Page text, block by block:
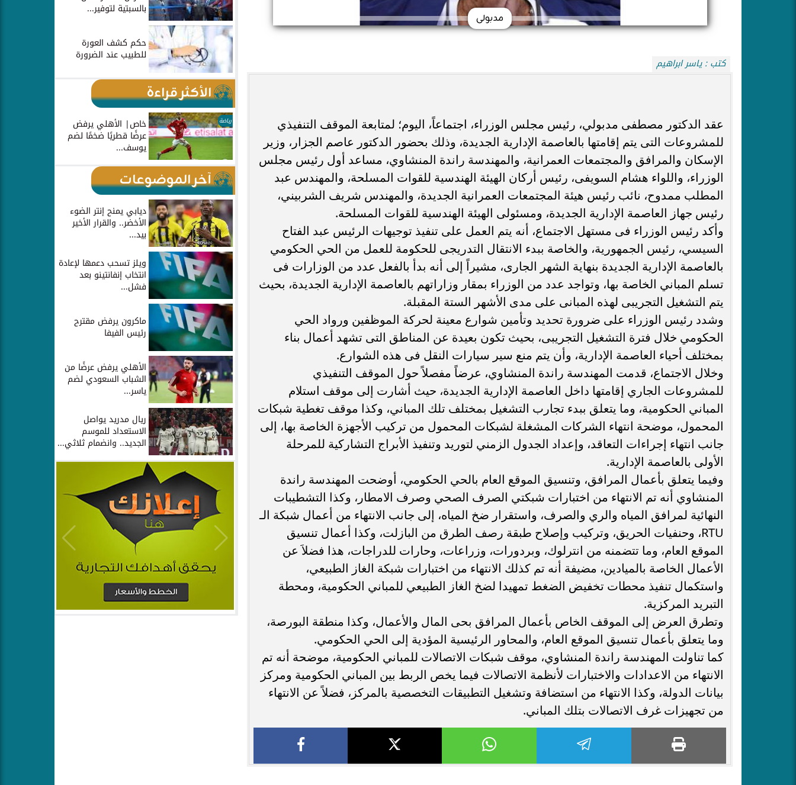
مدبولى
كتب : ياسر ابراهيم
عقد الدكتور مصطفى مدبولي، رئيس مجلس الوزراء، اجتماعاً، اليوم؛ لمتابعة الموقف التنفيذي
للمشروعات التى يتم إقامتها بالعاصمة الإدارية الجديدة، وذلك بحضور الدكتور عاصم الجزار، وزير
الإسكان والمرافق والمجتمعات العمرانية، والمهندسة راندة المنشاوي، مساعد أول رئيس مجلس
الوزراء، واللواء هشام السويفى، رئيس أركان الهيئة الهندسية للقوات المسلحة، والمهندس عبد
المطلب ممدوح، نائب رئيس هيئة المجتمعات العمرانية الجديدة، والمهندس شريف الشربيني،
رئيس جهاز العاصمة الإدارية الجديدة، ومسئولى الهيئة الهندسية للقوات المسلحة.
وأكد رئيس الوزراء فى مستهل الاجتماع، أنه يتم العمل على تنفيذ توجيهات الرئيس عبد الفتاح
السيسي، رئيس الجمهورية، والخاصة ببدء الانتقال التدريجى للحكومة للعمل من الحي الحكومي
بالعاصمة الإدارية الجديدة بنهاية الشهر الجارى، مشيراً إلى أنه بدأ بالفعل عدد من الوزارات فى
تسلم المباني الخاصة بها، وتواجد عدد من الوزراء بمقار وزاراتهم بالعاصمة الإدارية الجديدة، بحيث
يتم التشغيل التجريبى لهذه المبانى على مدى الأشهر الستة المقبلة.
وشدد رئيس الوزراء على ضرورة تحديد وتأمين شوارع معينة لحركة الموظفين ورواد الحي
الحكومي خلال فترة التشغيل التجريبى، بحيث تكون بعيدة عن المناطق التى تشهد أعمال بناء
بمختلف أحياء العاصمة الإدارية، وأن يتم منع سير سيارات النقل فى هذه الشوارع.
وخلال الاجتماع، قدمت المهندسة راندة المنشاوي، عرضاً مفصلاً حول الموقف التنفيذي
للمشروعات الجاري إقامتها داخل العاصمة الإدارية الجديدة، حيث أشارت إلى موقف استلام
المباني الحكومية، وما يتعلق ببدء تجارب التشغيل بمختلف تلك المباني، وكذا موقف تغطية شبكات
المحمول، موضحة انتهاء الشركات المشغلة لشبكات المحمول من تركيب الأجهزة الخاصة بها، إلى
جانب انتهاء إجراءات التعاقد، وإعداد الجدول الزمني لتوريد وتنفيذ الأبراج التشاركية للمرحلة
الأولى بالعاصمة الإدارية.
وفيما يتعلق بأعمال المرافق، وتنسيق الموقع العام بالحي الحكومي، أوضحت المهندسة راندة
المنشاوي أنه تم الانتهاء من اختبارات شبكتي الصرف الصحي وصرف الامطار، وكذا التشطيبات
النهائية لمرافق المياه والري والصرف، واستقرار ضخ المياه، إلى جانب الانتهاء من أعمال شبكة الـ
RTU، وحنفيات الحريق، وتركيب وإصلاح طبقة رصف الطرق من البازلت، وكذا أعمال تنسيق
الموقع العام، وما تتضمنه من انترلوك، وبردورات، وزراعات، وحارات للدراجات، هذا فضلاَ عن
الأعمال الخاصة بالميادين، مضيفة أنه تم كذلك الانتهاء من اختبارات شبكة الغاز الطبيعي،
واستكمال تنفيذ محطات تخفيض الضغط تمهيدا لضخ الغاز الطبيعي للمباني الحكومية، ومحطة
التبريد المركزية.
وتطرق العرض إلى الموقف الخاص بأعمال المرافق بحى المال والأعمال، وكذا منطقة البورصة،
وما يتعلق بأعمال تنسيق الموقع العام، والمحاور الرئيسية المؤدية إلى الحي الحكومي.
كما تناولت المهندسة راندة المنشاوي، موقف شبكات الاتصالات للمباني الحكومية، موضحة أنه تم
الانتهاء من الاعدادات والاختبارات لأنظمة الاتصالات فيما يخص الربط بين المباني الحكومية ومركز
بيانات الدولة، وكذا الانتهاء من استضافة وتشغيل التطبيقات التخصصية بالمركز، فضلاً عن الانتهاء
من تجهيزات غرف الاتصالات بتلك المباني.
بالسبتية لتوفير...
حكم كشف العورة
للطبيب عند الضرورة
الأكثر قراءة
رياضة خاص| الأهلي يرفض
عرضًا قطريًا ضخمًا لضم
يوسف...
آخر الموضوعات
ديابي يمنح إنتر الضوء
الأخضر.. والقرار الأخير
بيد...
ويلز تسحب دعمها لإعادة
انتخاب إنفانتينو بعد
فشل...
ماكرون يرفض مقترح
رئيس الفيفا
الأهلي يرفض عرضًا من
الشباب السعودي لضم
ياسر...
ريال مدريد يواصل
الاستعداد للموسم
الجديد.. وانضمام ثلاثي...